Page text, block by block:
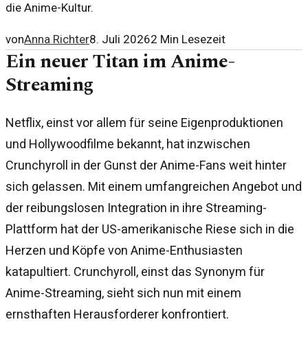
die Anime-Kultur.
vonAnna Richter8. Juli 20262 Min Lesezeit
Ein neuer Titan im Anime-
Streaming
Netflix, einst vor allem für seine Eigenproduktionen
und Hollywoodfilme bekannt, hat inzwischen
Crunchyroll in der Gunst der Anime-Fans weit hinter
sich gelassen. Mit einem umfangreichen Angebot und
der reibungslosen Integration in ihre Streaming-
Plattform hat der US-amerikanische Riese sich in die
Herzen und Köpfe von Anime-Enthusiasten
katapultiert. Crunchyroll, einst das Synonym für
Anime-Streaming, sieht sich nun mit einem
ernsthaften Herausforderer konfrontiert.